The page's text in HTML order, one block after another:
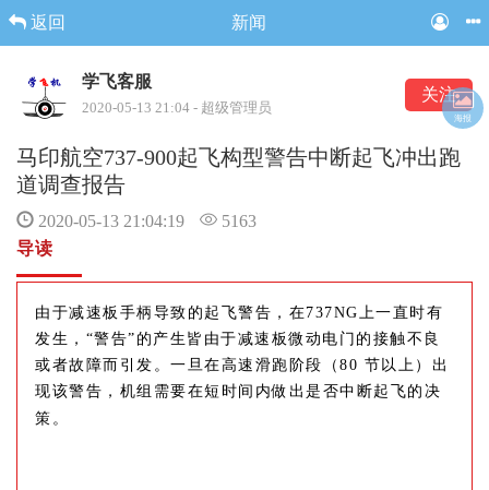
返回 新闻
学飞客服
2020-05-13 21:04 - 超级管理员
关注
马印航空737-900起飞构型警告中断起飞冲出跑
道调查报告
2020-05-13 21:04:19
5163
导读
由于减速板手柄导致的起飞警告，在737NG上一直时有
发生，“警告”的产生皆由于减速板微动电门的接触不良
或者故障而引发。一旦在高速滑跑阶段（80 节以上）出
现该警告，机组需要在短时间内做出是否中断起飞的决
策。
海报